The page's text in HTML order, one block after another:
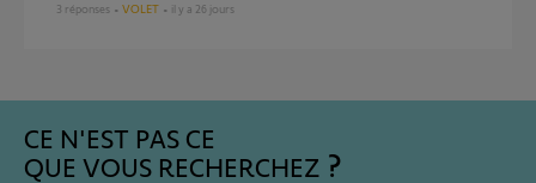
3 réponses VOLET il y a 26 jours
CE N'EST PAS CE
QUE VOUS RECHERCHEZ